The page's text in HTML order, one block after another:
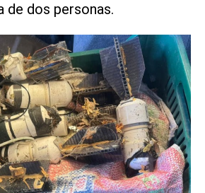
de dos personas.